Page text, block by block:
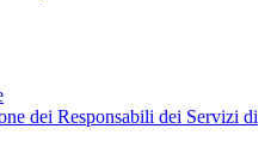
dei Responsabili dei Servizi di